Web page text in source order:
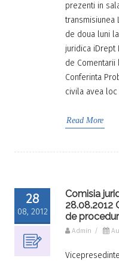
prezenti in
transmisiunea
de doua luni
juridica iDrept
de
Conferinta
civila avea
Read More
28
08, 2012
Comisia
28.08.2012
de
Admin /